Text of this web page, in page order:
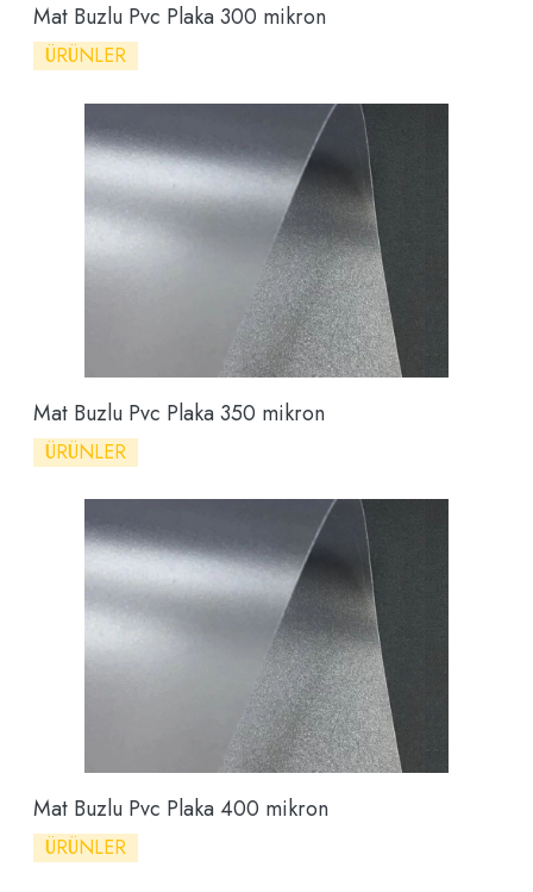
Mat Buzlu Pvc Plaka 300 mikron
ÜRÜNLER
Mat Buzlu Pvc Plaka 350 mikron
ÜRÜNLER
Mat Buzlu Pvc Plaka 400 mikron
ÜRÜNLER